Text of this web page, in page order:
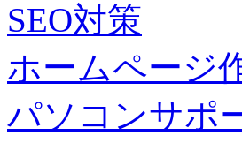
SEO対策
ホームページ
パソコンサポ